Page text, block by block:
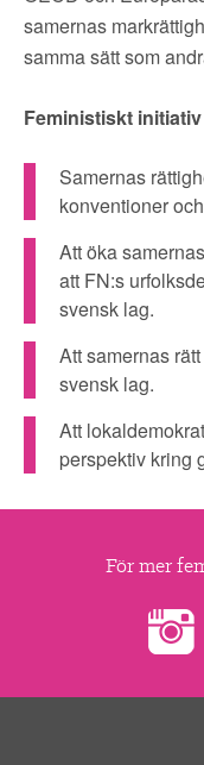
samernas
samma sätt som
Feministiskt
Samernas
konventioner
Att öka
att FN:s
svensk lag.
Att samernas
svensk lag.
Att
perspektiv kring
För mer